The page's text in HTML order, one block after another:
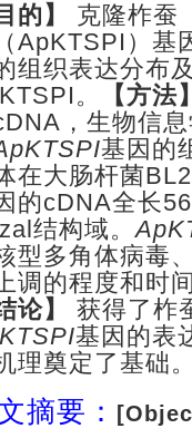
的】 克隆柞蚕
ApKTSPI ）基
组织表达分布
。
【方法
，生物信
基因的
在大肠杆菌
的cDNA全长
结构域。
型多角体病毒
调的程度和时
论】
获得了柞
基因的表
理奠定了基础
摘要：